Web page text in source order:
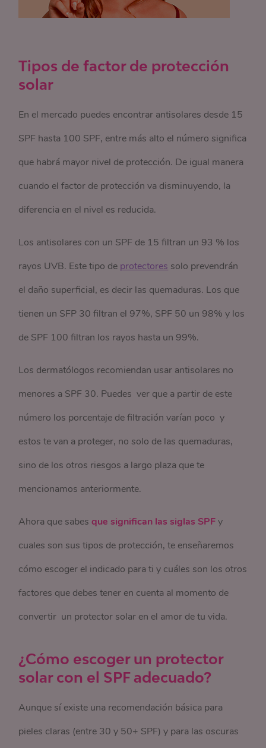
Tipos de factor de protección
solar
En el mercado puedes encontrar antisolares desde 15
SPF hasta 100 SPF, entre más alto el número significa
que habrá mayor nivel de protección. De igual manera
cuando el factor de protección va disminuyendo, la
diferencia en el nivel es reducida.
Los antisolares con un SPF de 15 filtran un 93 % los
rayos UVB. Este tipo de protectores solo prevendrán
el daño superficial, es decir las quemaduras. Los que
tienen un SFP 30 filtran el 97%, SPF 50 un 98% y los
de SPF 100 filtran los rayos hasta un 99%.
Los dermatólogos recomiendan usar antisolares no
menores a SPF 30. Puedes ver que a partir de este
número los porcentaje de filtración varían poco y
estos te van a proteger, no solo de las quemaduras,
sino de los otros riesgos a largo plaza que te
mencionamos anteriormente.
Ahora que sabesque significan las siglas SPFy
cuales son sus tipos de protección, te enseñaremos
cómo escoger el indicado para ti y cuáles son los otros
factores que debes tener en cuenta al momento de
convertir un protector solar en el amor de tu vida.
¿Cómo escoger un protector
solar con el SPF adecuado?
Aunque sí existe una recomendación básica para
pieles claras (entre 30 y 50+ SPF) y para las oscuras